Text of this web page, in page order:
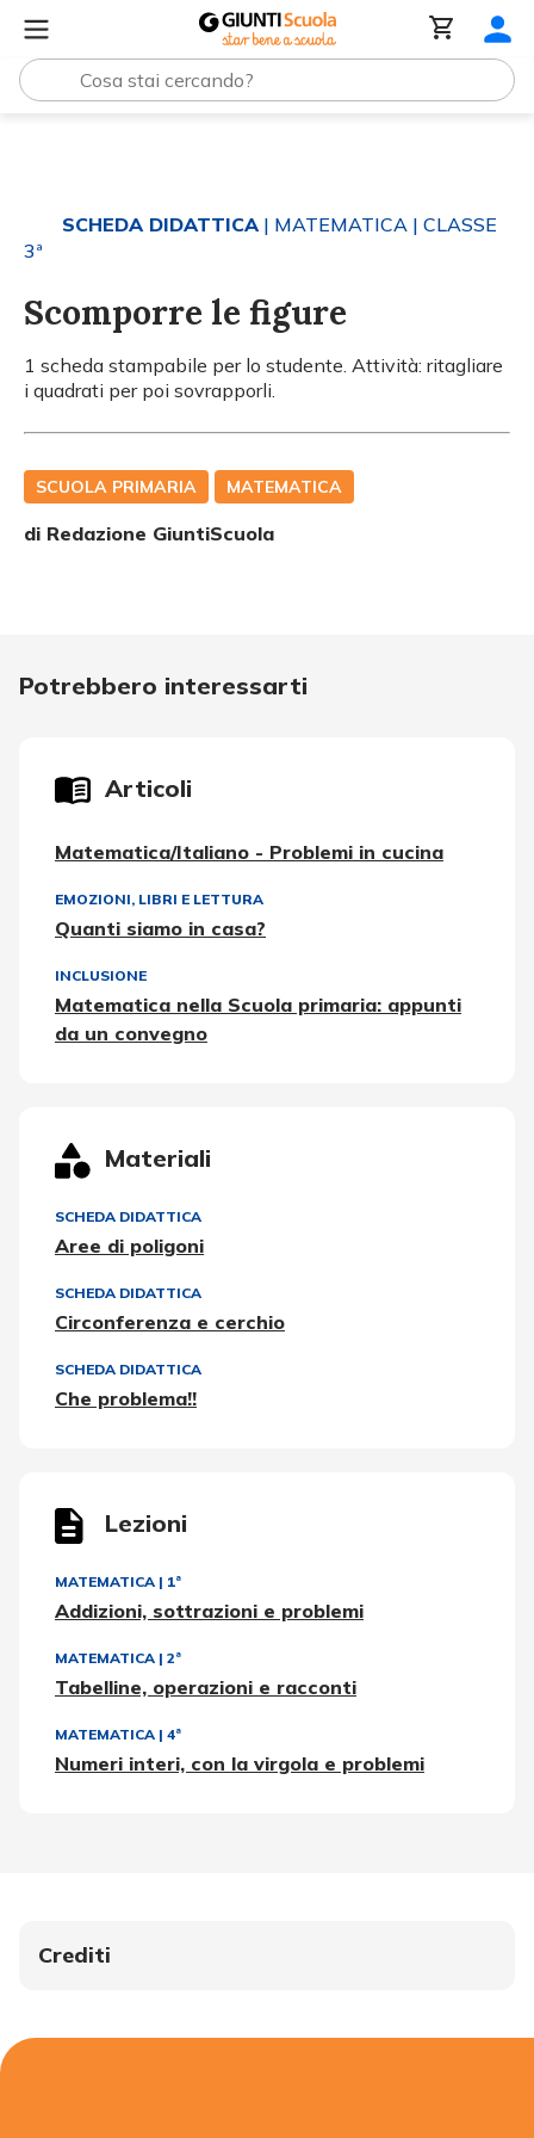
SCHEDA DIDATTICA| MATEMATICA | CLASSE
3ª
Scomporre le figure
1 scheda stampabile per lo studente. Attività: ritagliare
i quadrati per poi sovrapporli.
SCUOLA PRIMARIA MATEMATICA
di Redazione GiuntiScuola
Potrebbero interessarti
Articoli
Matematica/Italiano - Problemi in cucina
EMOZIONI, LIBRI E LETTURA
Quanti siamo in casa?
INCLUSIONE
Matematica nella Scuola primaria: appunti
da un convegno
Materiali
SCHEDA DIDATTICA
Aree di poligoni
SCHEDA DIDATTICA
Circonferenza e cerchio
SCHEDA DIDATTICA
Che problema!!
Lezioni
MATEMATICA | 1ª
Addizioni, sottrazioni e problemi
MATEMATICA | 2ª
Tabelline, operazioni e racconti
MATEMATICA | 4ª
Numeri interi, con la virgola e problemi
Crediti